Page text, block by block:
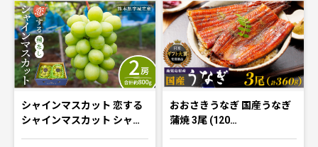
シャインマスカット 恋する
シャインマスカット シャ…
おおさきうなぎ 国産うなぎ
蒲焼 3尾 (120…